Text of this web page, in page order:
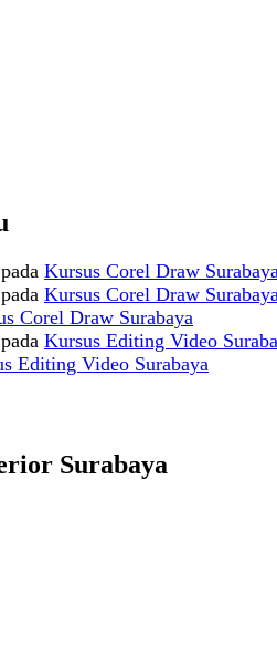
pada Kursus Corel Draw
pada Kursus Corel Draw
Corel Draw Surabaya
pada Kursus Editing Video
Editing Video Surabaya
Surabaya